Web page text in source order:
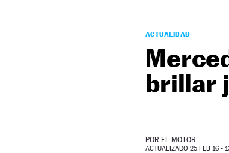
ACTUALIDAD
brillar
POR EL MOTOR
ACTUALIZADO 25 FEB 16 -